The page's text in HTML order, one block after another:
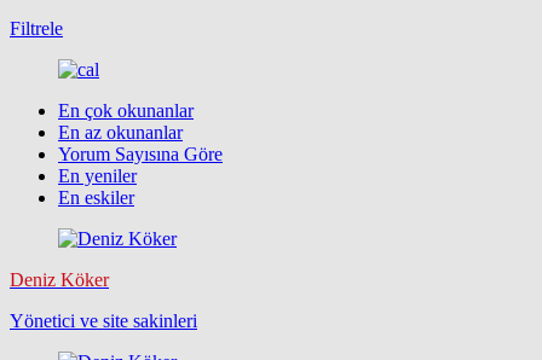
Filtrele
En çok okunanlar
En az okunanlar
Yorum Sayısına Göre
En yeniler
En eskiler
Deniz Köker
Yönetici ve site sakinleri